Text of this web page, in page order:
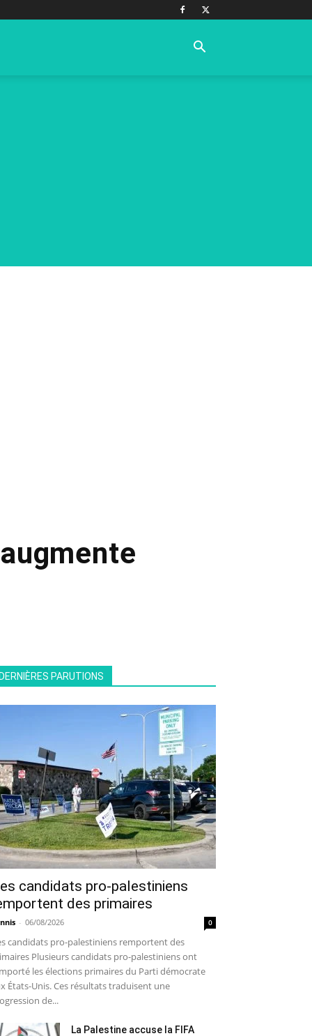
DERNIÈRES PARUTIONS
candidats pro-palestiniens
des primaires
- 06/08/2026 0
candidats pro-palestiniens remportent des
Plusieurs candidats pro-palestiniens ont
les élections primaires du Parti démocrate
États-Unis. Ces résultats traduisent une
de...
La Palestine accuse la FIFA